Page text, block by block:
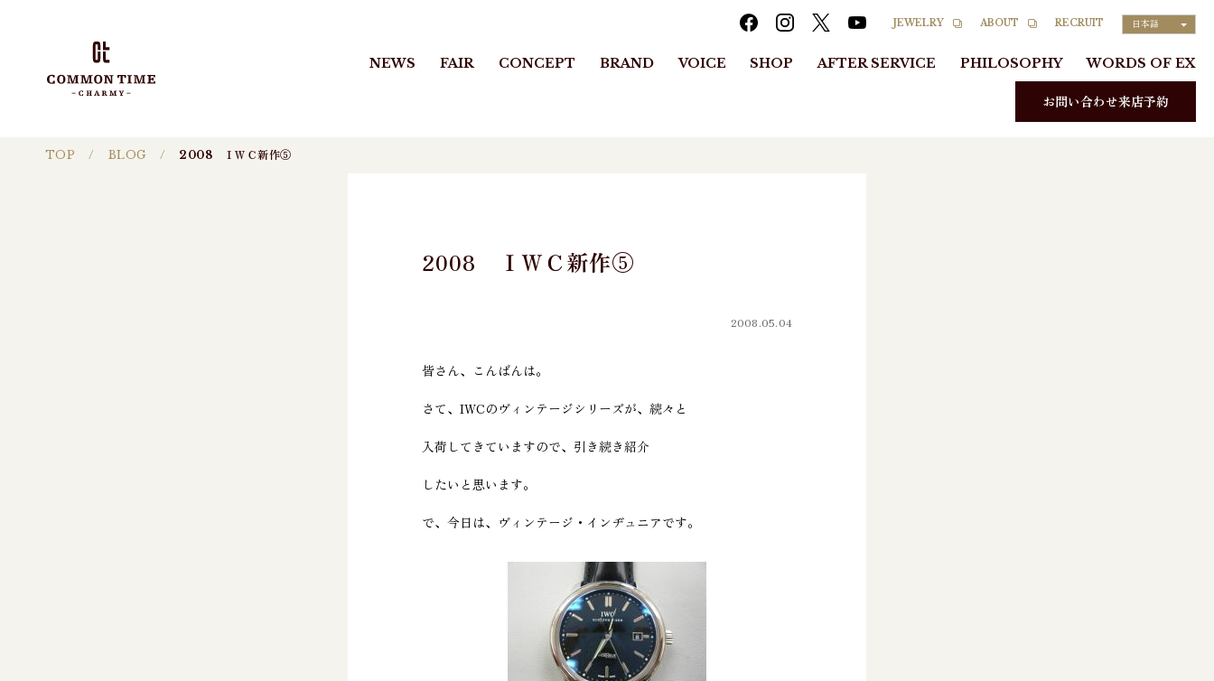
JEWELRY ABOUT RECRUIT 日本語
NEWS FAIR CONCEPT BRAND VOICE SHOP AFTER SERVICE PHILOSOPHY WORDS OF EX
お問い合わせ来店予約
TOP BLOG 2008 ＩＷＣ新作⑤
2008 ＩＷＣ新作⑤
2008.05.04
皆さん、こんばんは。
さて、IWCのヴィンテージシリーズが、続々と
入荷してきていますので、引き続き紹介
したいと思います。
で、今日は、ヴィンテージ・インヂュニアです。